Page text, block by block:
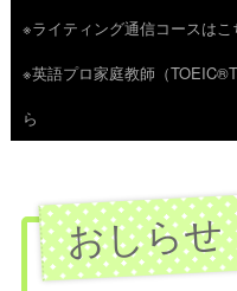
ツ
へ
ス
※ライティング通信コースはこ
※英語プロ家庭教師（
ら